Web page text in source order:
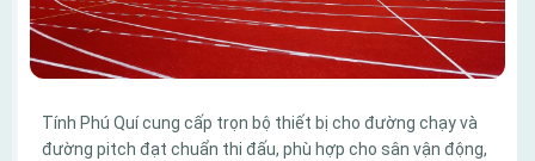
Tính Phú Quí cung cấp trọn bộ thiết bị cho đường chạy và
đường pitch đạt chuẩn thi đấu, phù hợp cho sân vận động,